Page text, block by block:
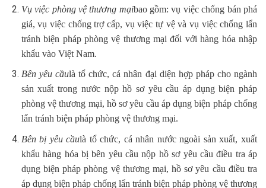
Vụ việc phòng vệ thương mạibao gồm: vụ việc chống bán phá
giá, vụ việc chống trợ cấp, vụ việc tự vệ và vụ việc chống lẩn
tránh biện pháp phòng vệ thương mại đối với hàng hóa nhập
khẩu vào Việt Nam.
Bên yêu cầulà tổ chức, cá nhân đại diện hợp pháp cho ngành
sản xuất trong nước nộp hồ sơ yêu cầu áp dụng biện pháp
phòng vệ thương mại, hồ sơ yêu cầu áp dụng biện pháp chống
lẩn tránh biện pháp phòng vệ thương mại.
Bên bị yêu cầulà tổ chức, cá nhân nước ngoài sản xuất, xuất
khẩu hàng hóa bị bên yêu cầu nộp hồ sơ yêu cầu điều tra áp
dụng biện pháp phòng vệ thương mại, hồ sơ yêu cầu điều tra
áp dụng biện pháp chống lẩn tránh biện pháp phòng vệ thương